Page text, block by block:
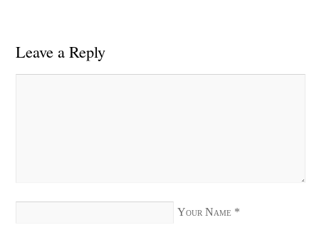
Leave a Reply
Your Name *